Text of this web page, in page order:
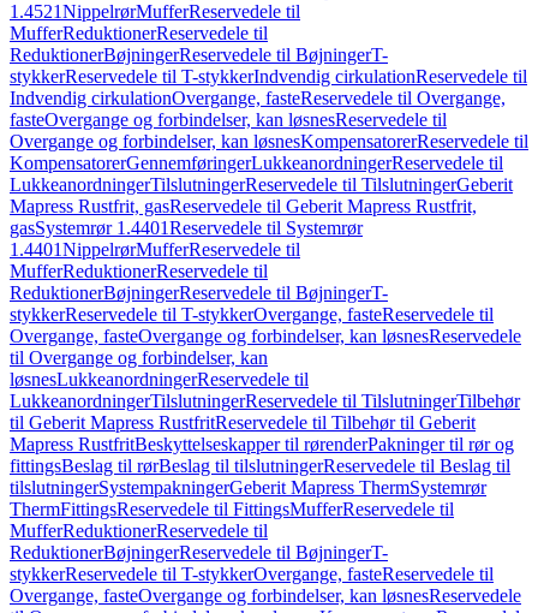
1.4521NippelrørMufferReservedele til
MufferReduktionerReservedele til
ReduktionerBøjningerReservedele til BøjningerT-
stykkerReservedele til T-stykkerIndvendig cirkulationReservedele til
Indvendig cirkulationOvergange, fasteReservedele til Overgange,
fasteOvergange og forbindelser, kan løsnesReservedele til
Overgange og forbindelser, kan løsnesKompensatorerReservedele til
KompensatorerGennemføringerLukkeanordningerReservedele til
LukkeanordningerTilslutningerReservedele til TilslutningerGeberit
Mapress Rustfrit, gasReservedele til Geberit Mapress Rustfrit,
gasSystemrør 1.4401Reservedele til Systemrør
1.4401NippelrørMufferReservedele til
MufferReduktionerReservedele til
ReduktionerBøjningerReservedele til BøjningerT-
stykkerReservedele til T-stykkerOvergange, fasteReservedele til
Overgange, fasteOvergange og forbindelser, kan løsnesReservedele
til Overgange og forbindelser, kan
løsnesLukkeanordningerReservedele til
LukkeanordningerTilslutningerReservedele til TilslutningerTilbehør
til Geberit Mapress RustfritReservedele til Tilbehør til Geberit
Mapress RustfritBeskyttelseskapper til rørenderPakninger til rør og
fittingsBeslag til rørBeslag til tilslutningerReservedele til Beslag til
tilslutningerSystempakningerGeberit Mapress ThermSystemrør
ThermFittingsReservedele til FittingsMufferReservedele til
MufferReduktionerReservedele til
ReduktionerBøjningerReservedele til BøjningerT-
stykkerReservedele til T-stykkerOvergange, fasteReservedele til
Overgange, fasteOvergange og forbindelser, kan løsnesReservedele